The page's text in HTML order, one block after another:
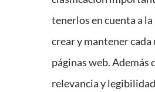
tenerlos en cuenta a la
crear y mantener cada
páginas web. Además
relevancia y